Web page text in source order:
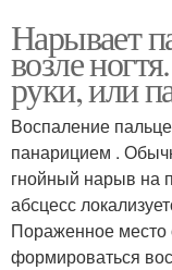
Нарывает
возле
руки, или
Воспаление
панарицием .
гнойный нарыв на
абсцесс
Пораженное место
формироваться